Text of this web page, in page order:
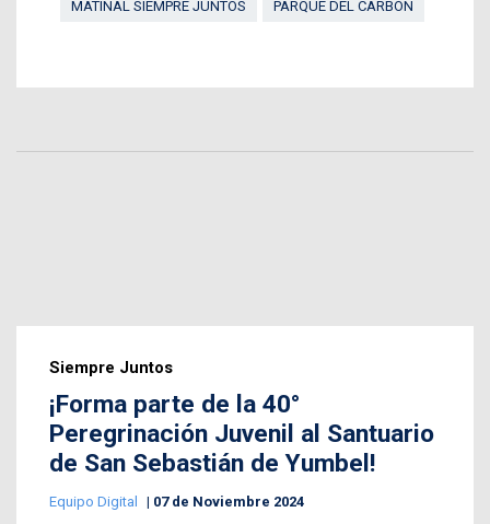
MATINAL SIEMPRE JUNTOS PARQUE DEL CARBÓN
Siempre Juntos
¡Forma parte de la 40°
Peregrinación Juvenil al Santuario
de San Sebastián de Yumbel!
Equipo Digital 07 de Noviembre 2024